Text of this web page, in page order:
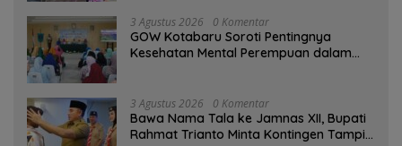
3 Agustus 2026 0 Komentar
GOW Kotabaru Soroti Pentingnya
Kesehatan Mental Perempuan dalam
3 Agustus 2026 0 Komentar
Bawa Nama Tala ke Jamnas XII, Bupati
Rahmat Trianto Minta Kontingen Tampil